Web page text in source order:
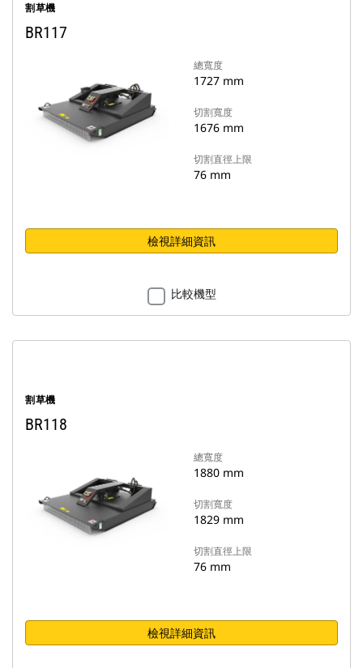
割草機
BR117
總寬度
1727 mm
切割寬度
1676 mm
切割直徑上限
76 mm
檢視詳細資訊
比較機型
割草機
BR118
總寬度
1880 mm
切割寬度
1829 mm
切割直徑上限
76 mm
檢視詳細資訊